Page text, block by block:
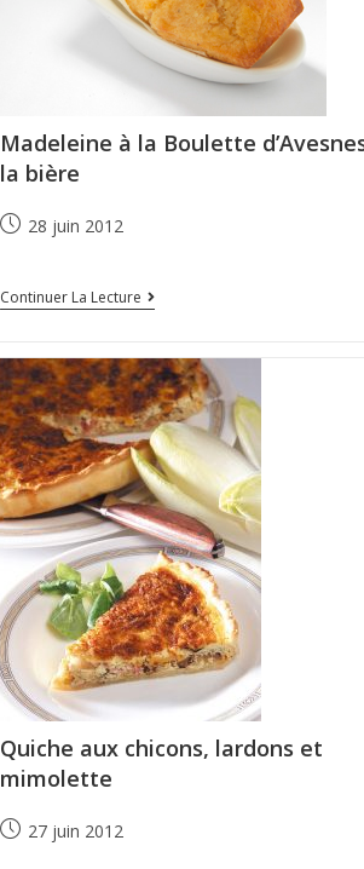
Madeleine à la Boulette
la bière
28 juin 2012
Continuer La Lecture
Quiche aux chicons, lardons et
mimolette
27 juin 2012